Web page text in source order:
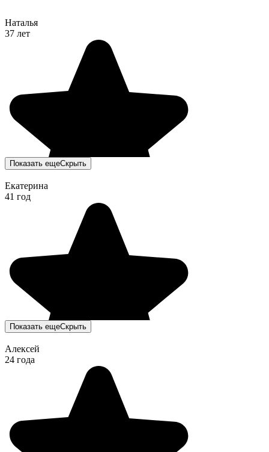
Наталья
37 лет
Показать ещеСкрыть
Екатерина
41 год
Показать ещеСкрыть
Алексей
24 года